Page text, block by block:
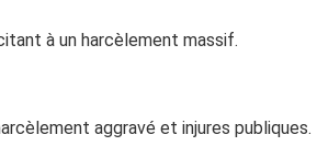
à un harcèlement massif.
aggravé et injures publiques.